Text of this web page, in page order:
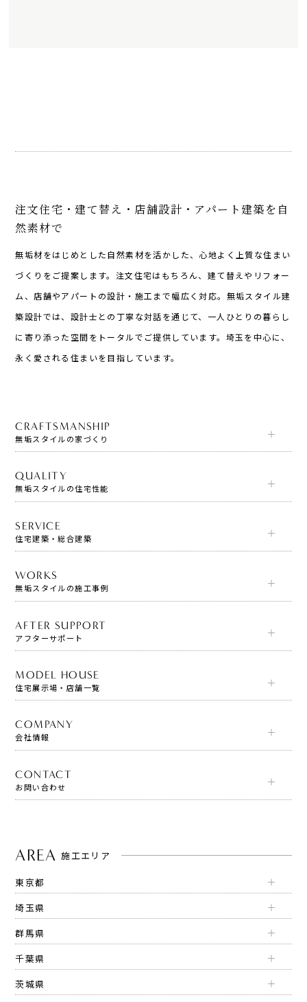
注文住宅・建て替え・店舗設計・アパート建築を自
然素材で
無垢材をはじめとした自然素材を活かした、心地よく上質な住まい
づくりをご提案します。注文住宅はもちろん、建て替えやリフォー
ム、店舗やアパートの設計・施工まで幅広く対応。無垢スタイル建
築設計では、設計士との丁寧な対話を通じて、一人ひとりの暮らし
に寄り添った空間をトータルでご提供しています。埼玉を中心に、
永く愛される住まいを目指しています。
CRAFTSMANSHIP
無垢スタイルの家づくり
QUALITY
無垢スタイルの住宅性能
SERVICE
住宅建築・総合建築
WORKS
無垢スタイルの施工事例
AFTER SUPPORT
アフターサポート
MODEL HOUSE
住宅展示場・店舗一覧
COMPANY
会社情報
CONTACT
お問い合わせ
AREA 施工エリア
東京都
埼玉県
群馬県
千葉県
茨城県